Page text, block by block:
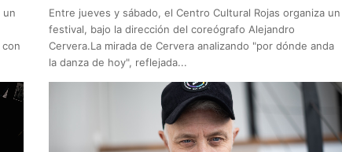
un
Entre jueves y sábado, el Centro Cultural Rojas organiza un
festival, bajo la dirección del coreógrafo Alejandro
Cervera.La mirada de Cervera analizando "por dónde anda
la danza de hoy", reflejada...